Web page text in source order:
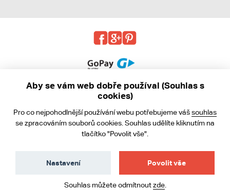
Obchodní podmínky
Ochrana osobních údajů
Aby se vám web dobře používal (Souhlas s
cookies)
Pro co nejpohodlnější používání webu potřebujeme vášsouhlas
se zpracováním souborů cookies. Souhlas udělíte kliknutím na
tlačítko "Povolit vše".
Povolit vše
Nastavení
Souhlas můžete odmítnoutzde.